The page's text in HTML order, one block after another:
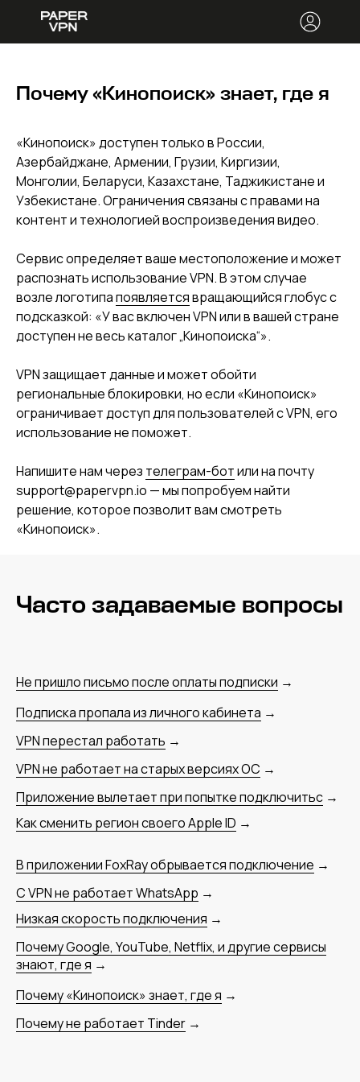
Почему «Кинопоиск» знает, где я
«Кинопоиск» доступен только в России,
Азербайджане, Армении, Грузии, Киргизии,
Монголии, Беларуси, Казахстане, Таджикистане и
Узбекистане. Ограничения связаны с правами на
контент и технологией воспроизведения видео.
Сервис определяет ваше местоположение и может
распознать использование VPN. В этом случае
возле логотипапоявляетсявращающийся глобус с
подсказкой: «У вас включен VPN или в вашей стране
доступен не весь каталог „Кинопоиска“».
VPN защищает данные и может обойти
региональные блокировки, но если «Кинопоиск»
ограничивает доступ для пользователей с VPN, его
использование не поможет.
Напишите нам через телеграм-ботили на почту
support@papervpn.io — мы попробуем найти
решение, которое позволит вам смотреть
«Кинопоиск».
Часто задаваемые вопросы
Не пришло письмо после оплаты подписки →
Подписка пропала из личного кабинета →
VPN перестал работать →
VPN не работает на старых версиях ОС →
Приложение вылетает при попытке подключитьс →
Как сменить регион своего Apple ID →
В приложении FoxRay обрывается подключение →
С VPN не работает WhatsApp →
Низкая скорость подключения →
Почему Google, YouTube, Netflix, и другие сервисы
знают, где я →
Почему «Кинопоиск» знает, где я →
Почему не работает Tinder →